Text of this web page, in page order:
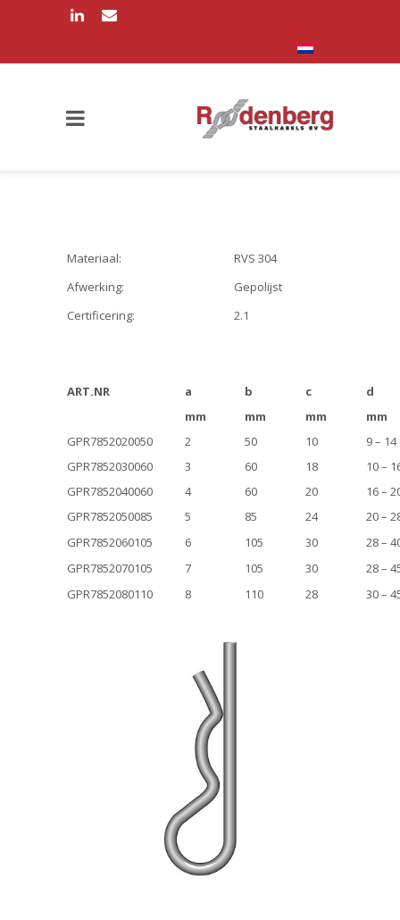
Materiaal:
RVS 304
Afwerking:
Gepolijst
Certificering:
2.1
ART.NR a b c
d
mm
mm mm
mm
GPR7852020050
2 50 10
9 – 14
GPR7852030060
3 60 18
10 –
GPR7852040060
4 60 20
16 –
GPR7852050085
5 85 24
20 –
GPR7852060105
6 105 30
28 –
GPR7852070105
7 105 30
28 –
GPR7852080110
8 110 28 30 –